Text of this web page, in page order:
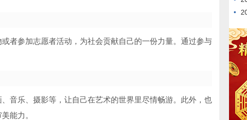
者参加志愿者活动，为社会贡献自己的一份力量。通过参与
音乐、摄影等，让自己在艺术的世界里尽情畅游。此外，也
能力。